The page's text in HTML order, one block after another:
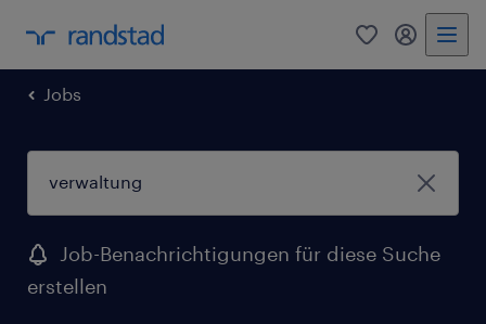
0 Mein
Jobs
Job-Benachrichtigungen für diese Suche
erstellen